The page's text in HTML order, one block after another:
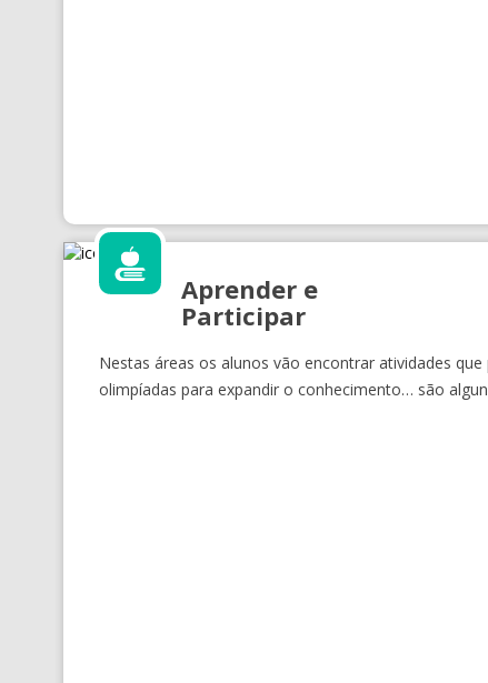
Aprender e
Participar
Nestas áreas os alunos vão encontrar atividades
olimpíadas para expandir o conhecimento… são